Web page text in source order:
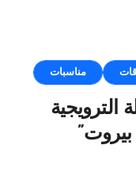
مناسبات
الترويجية